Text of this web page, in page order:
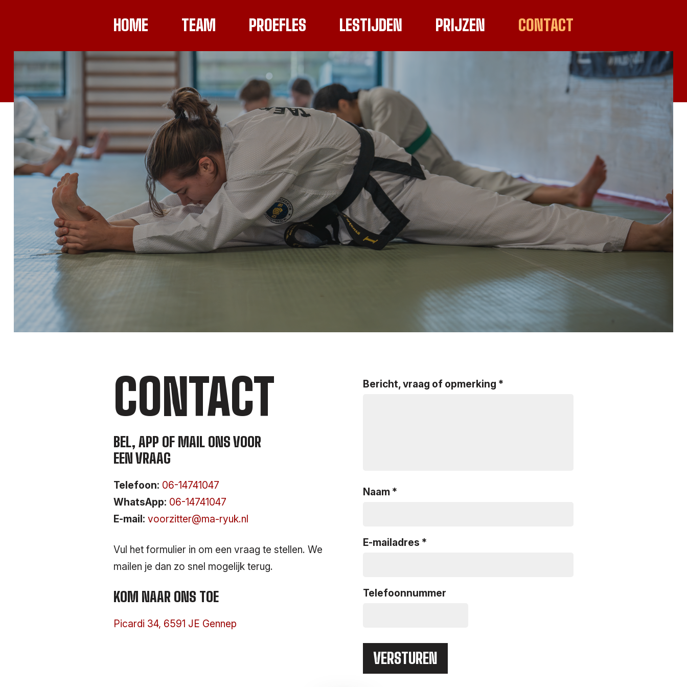
HOME TEAM PROEFLES LESTIJDEN PRIJZEN CONTACT
CONTACT
BEL, APP OF MAIL ONS VOOR
EEN VRAAG
Telefoon: 06-14741047
WhatsApp: 06-14741047
E-mail: voorzitter@ma-ryuk.nl
Vul het formulier in om een vraag te stellen. We
mailen je dan zo snel mogelijk terug.
KOM NAAR ONS TOE
Picardi 34, 6591 JE Gennep
Bericht, vraag of opmerking
Naam
E-mailadres
Telefoonnummer